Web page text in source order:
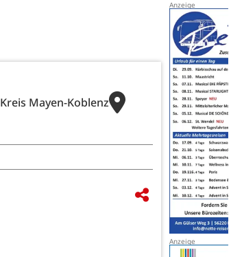
Kreis Mayen-Koblenz